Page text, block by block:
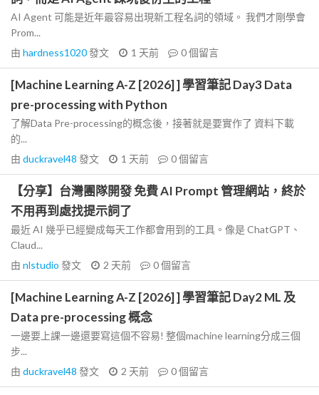
AI Agent 可能是近年最容易出現新工程名詞的領域。 我們才剛學會
Prom...
由 hardness1020發文 1 天前 0個留言
[Machine Learning A-Z [2026] ] 學習筆記 Day3 Data
pre-processing with Python
了解Data Pre-processing的概念後，接著就是要實作了 資料下載
的...
由 duckravel48 發文 1 天前 0個留言
【分享】台灣團隊開發 免費 AI Prompt 管理網站，終於
不用再到處找提示詞了
最近 AI 幾乎已經變成每天工作都會用到的工具。像是 ChatGPT、
Claud...
由 nlstudio 發文 2 天前 0個留言
[Machine Learning A-Z [2026] ] 學習筆記 Day2 ML 及
Data pre-processing 概念
一邊要上課一邊還要寫這個不容易! 整個machine learning分成三個
步...
由 duckravel48 發文 2 天前 0個留言